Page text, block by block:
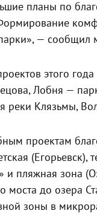
планы по
— сообщил
этого
Лобня —
реки Клязьмы,
проектам
и пляжная зона
моста до озера
зоны в